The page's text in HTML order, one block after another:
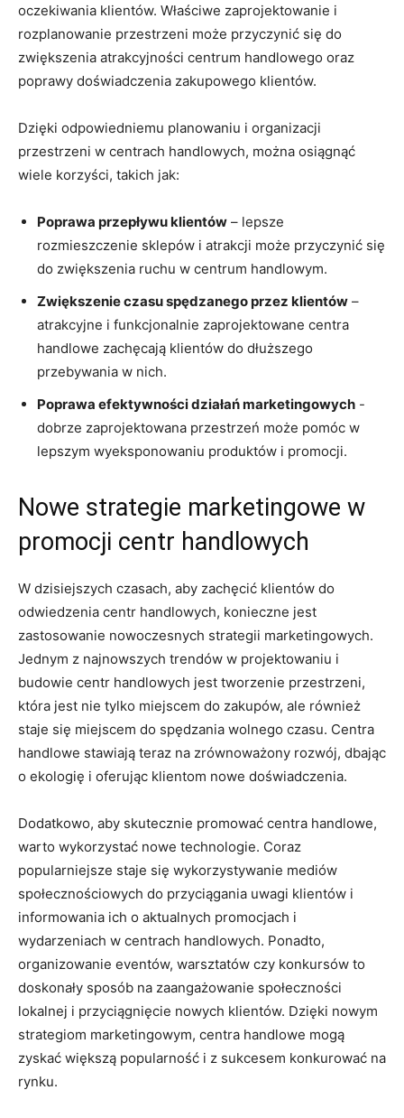
oczekiwania klientów. Właściwe⁣ zaprojektowanie i
rozplanowanie⁤ przestrzeni może przyczynić się do
zwiększenia atrakcyjności centrum handlowego oraz
poprawy doświadczenia ‍zakupowego klientów.
Dzięki odpowiedniemu planowaniu ‍i​ organizacji
przestrzeni w centrach handlowych, ​można ‍osiągnąć​
wiele korzyści,⁢ takich jak:
Poprawa przepływu klientów – lepsze
rozmieszczenie sklepów i atrakcji może przyczynić się⁤
do zwiększenia ruchu w centrum handlowym.
Zwiększenie czasu spędzanego przez klientów –
atrakcyjne i⁢ funkcjonalnie zaprojektowane centra
handlowe zachęcają klientów do ⁢dłuższego
przebywania w nich.
Poprawa efektywności działań marketingowych -⁢
dobrze zaprojektowana ‍przestrzeń może pomóc w
lepszym wyeksponowaniu produktów i promocji.
Nowe strategie marketingowe w
promocji‌ centr ⁤handlowych
W dzisiejszych czasach, aby zachęcić klientów do⁤
odwiedzenia centr ⁣handlowych,‌ konieczne jest‌
zastosowanie nowoczesnych strategii ⁢marketingowych.
Jednym z najnowszych trendów w projektowaniu i
budowie centr handlowych jest tworzenie przestrzeni,
która jest nie ⁣tylko miejscem do zakupów, ale⁤ również
staje się miejscem do ⁢spędzania wolnego czasu. Centra
handlowe stawiają ​teraz na‌ zrównoważony‍ rozwój, dbając
o‍ ekologię i oferując klientom nowe doświadczenia.
Dodatkowo, aby skutecznie promować centra handlowe,
warto wykorzystać nowe technologie. Coraz
popularniejsze staje się wykorzystywanie mediów
społecznościowych‌ do przyciągania uwagi klientów i
informowania ich o aktualnych promocjach i
wydarzeniach w⁣ centrach handlowych. Ponadto,
organizowanie ‍eventów,⁣ warsztatów czy konkursów to
doskonały sposób ​na zaangażowanie społeczności
lokalnej i ⁢przyciągnięcie nowych klientów. Dzięki nowym
strategiom marketingowym, centra handlowe mogą
zyskać większą popularność‌ i ‍z sukcesem ​konkurować na
rynku.